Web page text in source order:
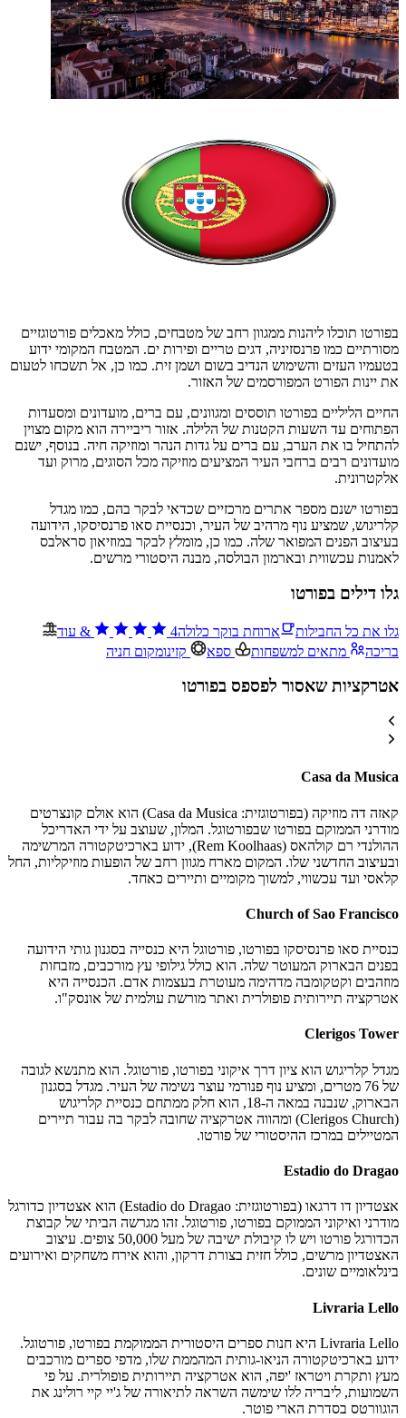
בפורטו תוכלו ליהנות ממגוון רחב של מטבחים, כולל מאכלים פורטוגזיים
מסורתיים כמו פרנסזיניה, דגים טריים ופירות ים. המטבח המקומי ידוע
בטעמיו העזים והשימוש הנדיב בשום ושמן זית. כמו כן, אל תשכחו לטעום
את יינות הפורט המפורסמים של האזור.
החיים הליליים בפורטו תוססים ומגוונים, עם ברים, מועדונים ומסעדות
הפתוחים עד השעות הקטנות של הלילה. אזור ריביירה הוא מקום מצוין
להתחיל בו את הערב, עם ברים על גדות הנהר ומוזיקה חיה. בנוסף, ישנם
מועדונים רבים ברחבי העיר המציעים מוזיקה מכל הסוגים, מרוק ועד
אלקטרונית.
בפורטו ישנם מספר אתרים מרכזיים שכדאי לבקר בהם, כמו מגדל
קלריגוש, שמציע נוף מרהיב של העיר, וכנסיית סאו פרנסיסקו, הידועה
בעיצוב הפנים המפואר שלה. כמו כן, מומלץ לבקר במוזיאון סראלבס
לאמנות עכשווית ובארמון הבולסה, מבנה היסטורי מרשים.
גלו דילים בפורטו
גלו את כל החבילות ארוחת בוקר כלולה4
& עוד
בריכה
מתאים למשפחות ספא קזינומקום חניה
אטרקציות שאסור לפספס בפורטו
Casa da Musica
קאזה דה מוזיקה (בפורטוגזית: Casa da Musica) הוא אולם קונצרטים
מודרני הממוקם בפורטו שבפורטוגל. המלון, שעוצב על ידי האדריכל
ההולנדי רם קולהאס (Rem Koolhaas), ידוע בארכיטקטורה המרשימה
ובעיצוב החדשני שלו. המקום מארח מגוון רחב של הופעות מוזיקליות, החל
קלאסי ועד עכשווי, למשוך מקומיים ותיירים כאחד.
Church of Sao Francisco
כנסיית סאו פרנסיסקו בפורטו, פורטוגל היא כנסייה בסגנון גותי הידועה
בפנים הבארוק המעוטר שלה. הוא כולל גילופי עץ מורכבים, מזבחות
מוזהבים וקטקומבה מדהימה מעוטרת בעצמות אדם. הכנסייה היא
אטרקציה תיירותית פופולרית ואתר מורשת עולמית של אונסק"ו.
Clerigos Tower
מגדל קלריגוש הוא ציון דרך איקוני בפורטו, פורטוגל. הוא מתנשא לגובה
של 76 מטרים, ומציע נוף פנורמי עוצר נשימה של העיר. מגדל בסגנון
הבארוק, שנבנה במאה ה-18, הוא חלק ממתחם כנסיית קלריגוש
(Clerigos Church) ומהווה אטרקציה שחובה לבקר בה עבור תיירים
המטיילים במרכז ההיסטורי של פורטו.
Estadio do Dragao
אצטדיון דו דרגאו (בפורטוגזית: Estadio do Dragao) הוא אצטדיון כדורגל
מודרני ואיקוני הממוקם בפורטו, פורטוגל. זהו מגרשה הביתי של קבוצת
הכדורגל פורטו ויש לו קיבולת ישיבה של מעל 50,000 צופים. עיצוב
האצטדיון מרשים, כולל חזית בצורת דרקון, והוא אירח משחקים ואירועים
בינלאומיים שונים.
Livraria Lello
Livraria Lello היא חנות ספרים היסטורית הממוקמת בפורטו, פורטוגל.
ידוע בארכיטקטורה הניאו-גותית המהממת שלו, מדפי ספרים מורכבים
מעץ ותקרת ויטראז 'יפה, הוא אטרקציה תיירותית פופולרית. על פי
השמועות, ליבריה ללו שימשה השראה לתיאורה של ג'יי קיי רולינג את
הוגוורטס בסדרת הארי פוטר.